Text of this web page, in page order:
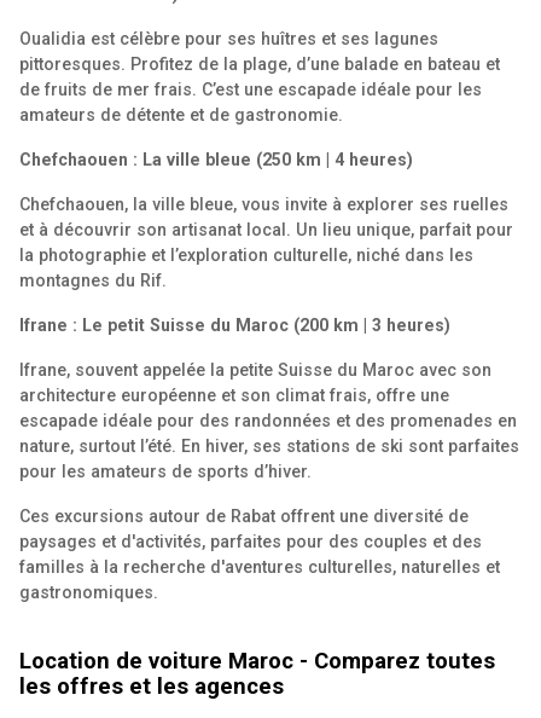
Oualidia est célèbre pour ses huîtres et ses lagunes
pittoresques. Profitez de la plage, d’une balade en bateau et
de fruits de mer frais. C’est une escapade idéale pour les
amateurs de détente et de gastronomie.
Chefchaouen : La ville bleue (250 km | 4 heures)
Chefchaouen, la ville bleue, vous invite à explorer ses ruelles
et à découvrir son artisanat local. Un lieu unique, parfait pour
la photographie et l’exploration culturelle, niché dans les
montagnes du Rif.
Ifrane : Le petit Suisse du Maroc (200 km | 3 heures)
Ifrane, souvent appelée la petite Suisse du Maroc avec son
architecture européenne et son climat frais, offre une
escapade idéale pour des randonnées et des promenades en
nature, surtout l’été. En hiver, ses stations de ski sont parfaites
pour les amateurs de sports d’hiver.
Ces excursions autour de Rabat offrent une diversité de
paysages et d'activités, parfaites pour des couples et des
familles à la recherche d'aventures culturelles, naturelles et
gastronomiques.
Location de voiture Maroc - Comparez toutes
les offres et les agences